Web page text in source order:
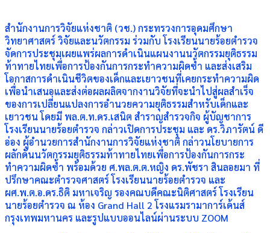
สำนักงานการวิจัยแห่งชาติ (วช.) กระทรวงการอุดมศึกษา
วิทยาศาสตร์ วิจัยและนวัตกรรม ร่วมกับ โรงเรียนนายร้อยตำรวจ
จัดการประชุมเผยแพร่ผลการดำเนินแผนงานนวัตกรรมยุติธรรม
ท้าทายไทยเพื่อการป้องกันการกระทำความผิดซ้ำ และส่งเสริม
โอกาสการดำเนินชีวิตของเด็กและเยาวชนที่เคยกระทำความผิด
เพื่อนำเสนอและส่งต่อผลผลิตจากงานวิจัยที่จะนำไปสู่ผลสำเร็จ
ของการเปลี่ยนแปลงการอำนวยความยุติธรรมสำหรับเด็กและ
เยาวชน โดยมี พล.ต.ท.ดร.เสนิต สำราญสำรวจกิจ ผู้บัญชาการ
โรงเรียนนายร้อยตำรวจ กล่าวเปิดการประชุม และ ดร.วิภารัตน์ ดี
อ่อง ผู้อำนวยการสำนักงานการวิจัยแห่งชาติ กล่าวนโยบายการ
ผลักดันนวัตกรรมยุติธรรมท้าทายไทยเพื่อการป้องกันการกระ
ทำความผิดซ้ำ พร้อมด้วย ศ.พล.ต.ต.หญิง ดร.พัชรา สินลอยมา ที่
ปรึกษาคณะตำรวจศาสตร์ โรงเรียนนายร้อยตำรวจ และ
ผศ.พ.ต.อ.ดร.ธิติ มหาเจริญ รองคณบดีคณะนิติศาสตร์ โรงเรียน
นายร้อยตำรวจ ณ ห้อง Grand Hall 2 โรงแรมรามาการ์เด้นส์
กรุงเทพมหานคร และรูปแบบออนไลน์ผ่านระบบ ZOOM